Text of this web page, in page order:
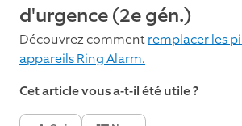
d'urgence (2e gén.)
Découvrez commentremplacer les
appareils Ring Alarm.
Cet article vous a-t-il été utile ?